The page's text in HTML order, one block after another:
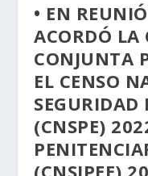
• EN
ACORDÓ LA
CONJUNTA
EL CENSO
SEGURIDAD
(CNSPE)
(CNSIPEE)